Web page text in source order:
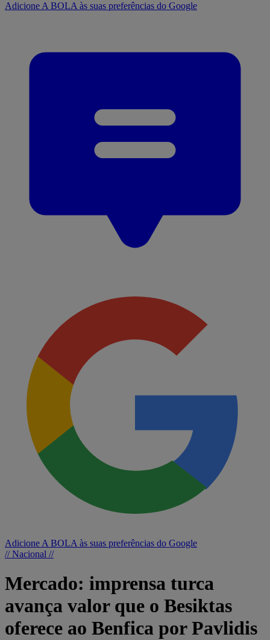
Adicione A BOLA às suas preferências do Google
Adicione A BOLA às suas preferências do Google
// Nacional //
Mercado: imprensa turca
avança valor que o Besiktas
oferece ao Benfica por Pavlidis